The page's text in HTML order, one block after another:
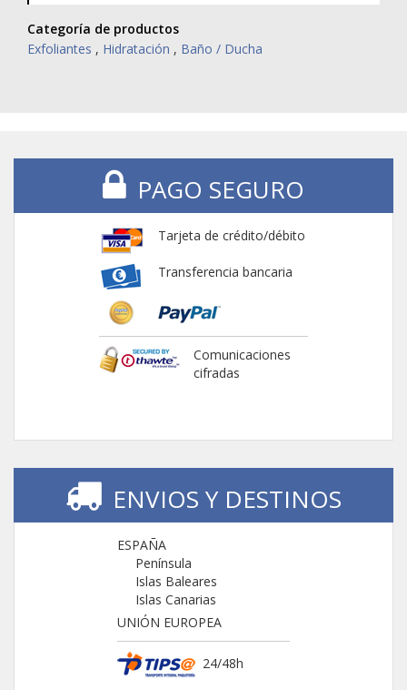
Categoría de productos
Exfoliantes , Hidratación , Baño / Ducha
PAGO SEGURO
Tarjeta de crédito/débito
Transferencia bancaria
Comunicaciones
cifradas
ENVIOS Y DESTINOS
ESPAÑA
Península
Islas Baleares
Islas Canarias
UNIÓN EUROPEA
24/48h